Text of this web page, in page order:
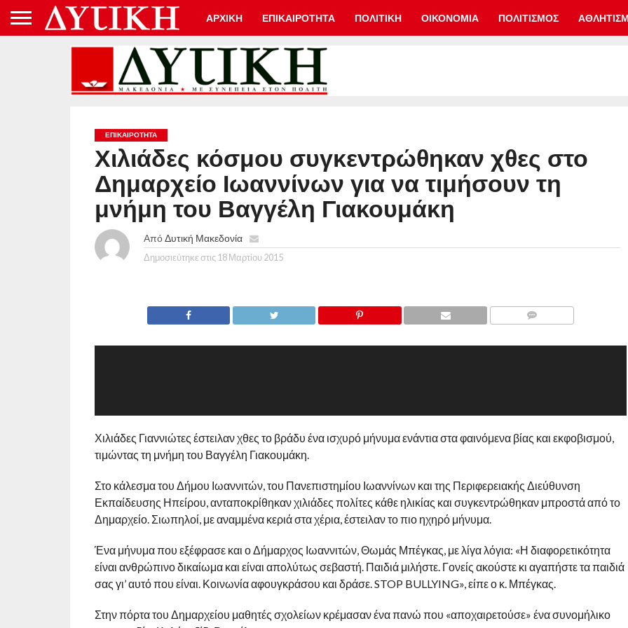
ΑΡΧΙΚΗ ΕΠΙΚΑΙΡΟΤΗΤΑ ΠΟΛΙΤΙΚΗ ΟΙΚΟΝΟΜΙΑ ΠΟΛΙΤΙΣΜΟΣ
ΕΠΙΚΑΙΡΟΤΗΤΑ
Χιλιάδες κόσμου συγκεντρώθηκαν χθες στο
Δημαρχείο Ιωαννίνων για να τιμήσουν τη
μνήμη του Βαγγέλη Γιακουμάκη
ΑπόΔυτική Μακεδονία
Δημοσιεύτηκε στις 18 Μαρτίου 2015
Χιλιάδες Γιαννιώτες έστειλαν χθες το βράδυ ένα ισχυρό μήνυμα ενάντια στα φαινόμενα βίας και εκφοβισμού,
τιμώντας τη μνήμη του Βαγγέλη Γιακουμάκη.
Στο κάλεσμα του Δήμου Ιωαννιτών, του Πανεπιστημίου Ιωαννίνων και της Περιφερειακής Διεύθυνση
Εκπαίδευσης Ηπείρου, ανταποκρίθηκαν χιλιάδες πολίτες κάθε ηλικίας και συγκεντρώθηκαν μπροστά από το
Δημαρχείο. Σιωπηλοί, με αναμμένα κεριά στα χέρια, έστειλαν το πιο ηχηρό μήνυμα.
Ένα μήνυμα που εξέφρασε και ο Δήμαρχος Ιωαννιτών, Θωμάς Μπέγκας, με λίγα λόγια: «Η διαφορετικότητα
είναι ανθρώπινο δικαίωμα και είναι απολύτως σεβαστή. Παιδιά μιλήστε. Γονείς ακούστε κι αγαπήστε τα παιδιά
σας γι’ αυτό που είναι. Κοινωνία αφουγκράσου και δράσε. STOP BULLYING», είπε ο κ. Μπέγκας.
Στην πόρτα του Δημαρχείου μαθητές σχολείων κρέμασαν ένα πανώ που «αποχαιρετούσε» ένα συνομήλικο